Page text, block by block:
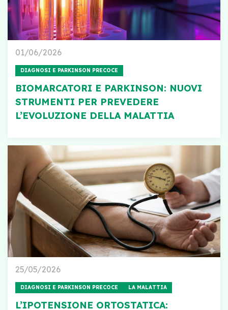
01/06/2026
DIAGNOSI E PARKINSON PRECOCE
BIOMARCATORI E PARKINSON: NUOVI
STRUMENTI PER PREVEDERE
L’EVOLUZIONE DELLA MALATTIA
25/05/2026
DIAGNOSI E PARKINSON PRECOCE LA MALATTIA
L’IPOTENSIONE ORTOSTATICA: